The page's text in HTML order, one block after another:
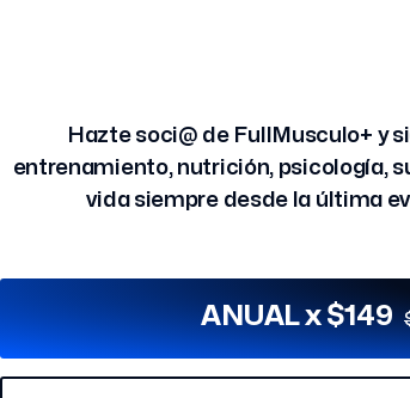
Hazte soci@ de FullMusculo+ y
entrenamiento, nutrición, psicología,
vida siempre desde la última
ANUAL x $149